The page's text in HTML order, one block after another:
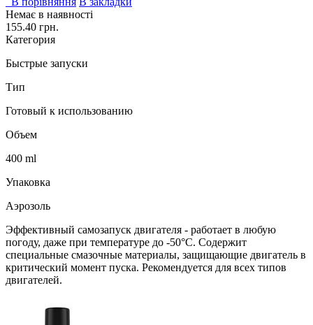
Немає в наявності
155.40 грн.
Категория
Быстрые запуски
Тип
Готовый к использованию
Объем
400 ml
Упаковка
Аэрозоль
Эффективный самозапуск двигателя - работает в любую
погоду, даже при температуре до -50°С. Содержит
специальные смазочные материалы, защищающие двигатель в
критический момент пуска. Рекомендуется для всех типов
двигателей.